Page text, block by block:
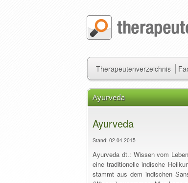
Therapeutenverzeichnis
Ayurveda
Ayurveda
Stand: 02.04.2015
Ayurveda dt.: Wissen vom
eine traditionelle indische
stammt aus dem indischen